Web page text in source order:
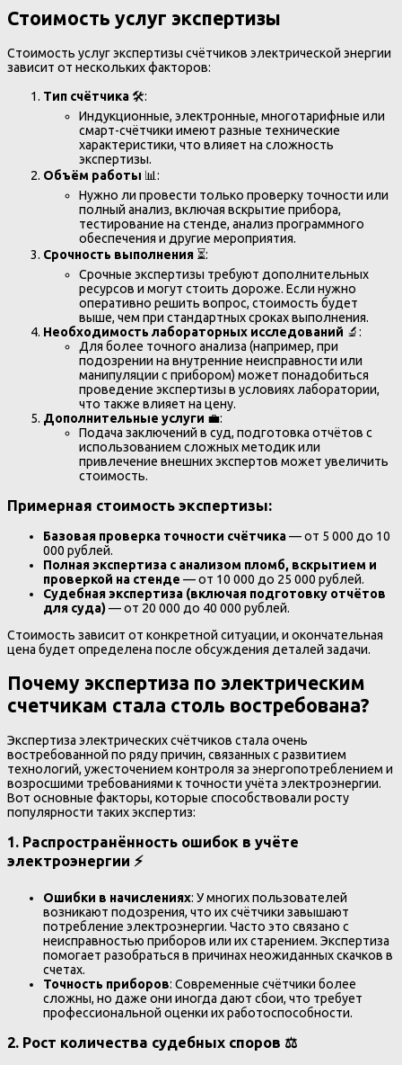
Стоимость услуг экспертизы
Стоимость услуг экспертизы счётчиков электрической энергии
зависит от нескольких факторов:
Тип счётчика 🛠️:
Индукционные, электронные, многотарифные или
смарт-счётчики имеют разные технические
характеристики, что влияет на сложность
экспертизы.
Объём работы 📊:
Нужно ли провести только проверку точности или
полный анализ, включая вскрытие прибора,
тестирование на стенде, анализ программного
обеспечения и другие мероприятия.
Срочность выполнения ⏳:
Срочные экспертизы требуют дополнительных
ресурсов и могут стоить дороже. Если нужно
оперативно решить вопрос, стоимость будет
выше, чем при стандартных сроках выполнения.
Необходимость лабораторных исследований 🔬:
Для более точного анализа (например, при
подозрении на внутренние неисправности или
манипуляции с прибором) может понадобиться
проведение экспертизы в условиях лаборатории,
что также влияет на цену.
Дополнительные услуги 💼:
Подача заключений в суд, подготовка отчётов с
использованием сложных методик или
привлечение внешних экспертов может увеличить
стоимость.
Примерная стоимость экспертизы:
Базовая проверка точности счётчика— от 5 000 до 10
000 рублей.
Полная экспертиза с анализом пломб, вскрытием и
проверкой на стенде — от 10 000 до 25 000 рублей.
Судебная экспертиза (включая подготовку отчётов
для суда)— от 20 000 до 40 000 рублей.
Стоимость зависит от конкретной ситуации, и окончательная
цена будет определена после обсуждения деталей задачи.
Почему экспертиза по электрическим
счетчикам стала столь востребована?
Экспертиза электрических счётчиков стала очень
востребованной по ряду причин, связанных с развитием
технологий, ужесточением контроля за энергопотреблением и
возросшими требованиями к точности учёта электроэнергии.
Вот основные факторы, которые способствовали росту
популярности таких экспертиз:
1. Распространённость ошибок в учёте
электроэнергии ⚡
Ошибки в начислениях: У многих пользователей
возникают подозрения, что их счётчики завышают
потребление электроэнергии. Часто это связано с
неисправностью приборов или их старением. Экспертиза
помогает разобраться в причинах неожиданных скачков в
счетах.
Точность приборов: Современные счётчики более
сложны, но даже они иногда дают сбои, что требует
профессиональной оценки их работоспособности.
2. Рост количества судебных споров ⚖️